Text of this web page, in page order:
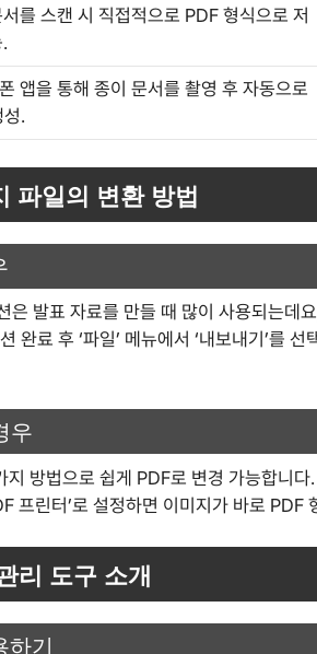
를 스캔 시 직접적으로 PDF 형식으로 저
앱을 통해 종이 문서를 촬영 후 자동으로
.
파일의 변환 방법
은 발표 자료를 만들 때 많이 사용되는데
완료 후 ‘파일’ 메뉴에서 ‘내보내기’를 선
우
방법으로 쉽게 PDF로 변경 가능합니다
프린터’로 설정하면 이미지가 바로 PDF
리 도구 소개
하기